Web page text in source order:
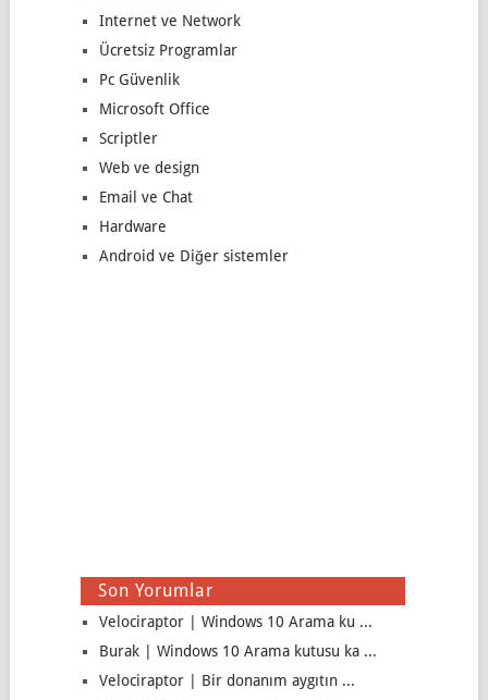
Internet ve Network
Ücretsiz Programlar
Pc Güvenlik
Microsoft Office
Scriptler
Web ve design
Email ve Chat
Hardware
Android ve Diğer sistemler
Son Yorumlar
Velociraptor | Windows 10 Arama ku ...
Burak | Windows 10 Arama kutusu ka ...
Velociraptor | Bir donanım aygıtın ...